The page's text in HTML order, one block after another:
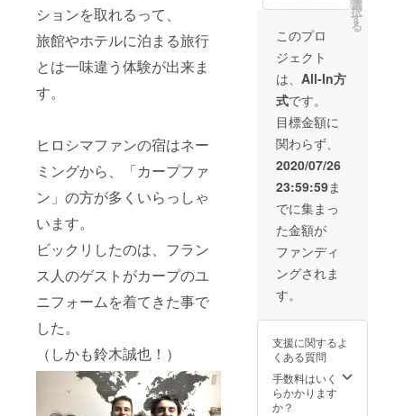
ションを取れるって、
旅館やホテルに泊まる旅行
とは一味違う体験が出来ま
す。
ヒロシマファンの宿はネー
ミングから、「カープファ
ン」の方が多くいらっしゃ
います。
ビックリしたのは、フラン
ス人のゲストがカープのユ
ニフォームを着てきた事で
した。
（しかも鈴木誠也！）
当１個
り致し
ます。
送料込
みで
す。 お
色は選
べませ
ん。
り場へ
徒歩５
分。 駐
車場完
備。 ２
６名様
までお
泊まり
頂けま
す。 ご
家族や
団体様
のご利
用は如
何で
しょう
か？ 事
前にご
BBQの
も可能
です。
（食
材、飲
選
択
す
る
このプロ
ジェクト
は、 All-In方
式です。
目標金額に
関わらず、
2020/07/26
23:59:59ま
でに集まっ
た金額が
ファンディ
ングされま
す。
支援に関するよ
くある質問
手数料はいく
らかかります
か？